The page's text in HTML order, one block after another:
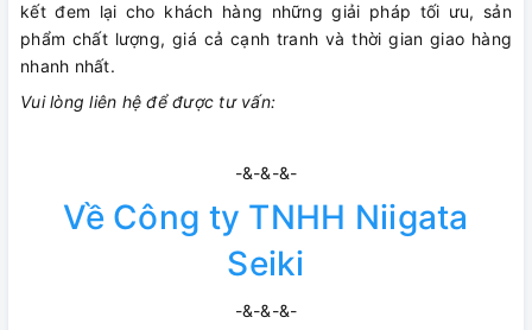
kết đem lại cho khách hàng những giải pháp tối ưu, sản
phẩm chất lượng, giá cả cạnh tranh và thời gian giao hàng
nhanh nhất.
Vui lòng liên hệ để được tư vấn:
-&-&-&-
Về Công ty TNHH Niigata
Seiki
-&-&-&-